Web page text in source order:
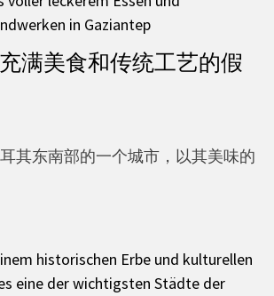
满美食和传统工艺的假
其东南部的一个城市，以其美味的